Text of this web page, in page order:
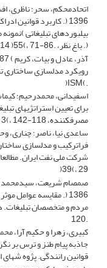
اتحادمحکم، سحر؛ ناظری،
1396 (. کاربرد
(. باغ نظر، .86-71 ،)55( 14
.)ISM(
برای تعیین استراتژیهای
مصرفکننده، 118-142 ،)3
فراترکیب و مدلسازی
29 ،)39(
صمصام شریعت، سیدمحمد
.120
قوانین رانندگی. پژوه شهای